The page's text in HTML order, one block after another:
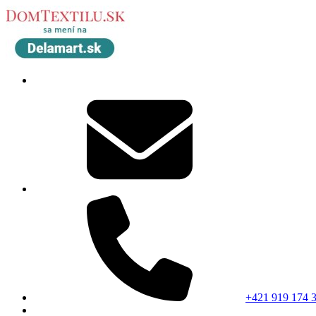
+421 919 174